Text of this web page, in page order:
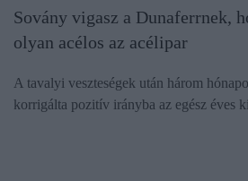
Sovány vigasz a Dunaferrnek,
olyan acélos az acélipar
A tavalyi veszteségek után három
korrigálta pozitív irányba az egész éves